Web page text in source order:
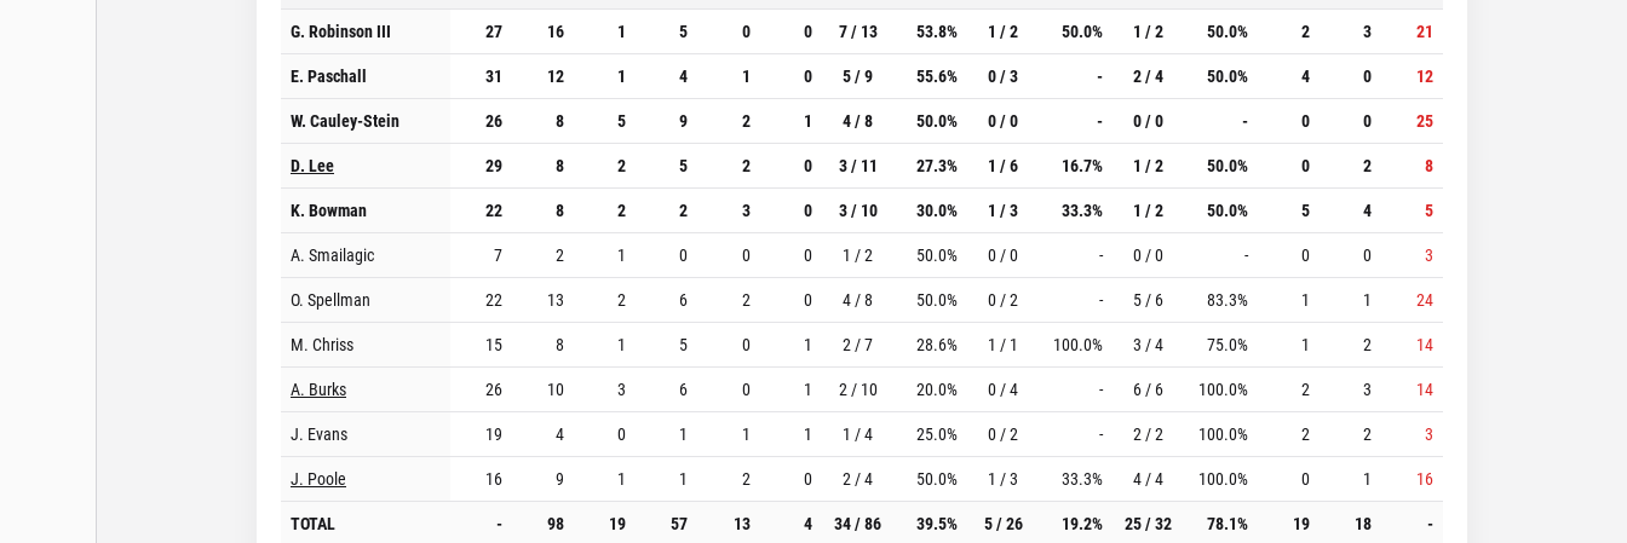
G. Robinson III 27 16 1 5 0 0 7 / 13 53.8% 1 / 2 50.0% 1 / 2 50.0% 2 3
21
E. Paschall
31 12 1 4 1 0 5 / 9 55.6% 0 / 3 - 2 / 4 50.0% 4 0
12
W. Cauley-Stein
26 8 5 9 2 1 4 / 8 50.0% 0 / 0 - 0 / 0 - 0 0
25
D. Lee
29 8 2 5 2 0 3 / 11 27.3% 1 / 6 16.7% 1 / 2 50.0% 0 2
8
K. Bowman
22 8 2 2 3 0 3 / 10 30.0% 1 / 3 33.3% 1 / 2 50.0% 5 4
5
A. Smailagic
7 2 1 0 0 0 1 / 2 50.0% 0 / 0 - 0 / 0 - 0 0
3
O. Spellman
22 13 2 6 2 0 4 / 8 50.0% 0 / 2 - 5 / 6 83.3% 1 1
24
M. Chriss
15 8 1 5 0 1 2 / 7 28.6% 1 / 1 100.0% 3 / 4 75.0% 1 2
14
A. Burks
26 10 3 6 0 1 2 / 10 20.0% 0 / 4 - 6 / 6 100.0% 2 3
14
J. Evans
19 4 0 1 1 1 1 / 4 25.0% 0 / 2 - 2 / 2 100.0% 2 2
3
J. Poole
16 9 1 1 2 0 2 / 4 50.0% 1 / 3 33.3% 4 / 4 100.0% 0 1
16
TOTAL
- 98 19 57 13 4 34 / 86 39.5% 5 / 26 19.2% 25 / 32 78.1% 19 18 -